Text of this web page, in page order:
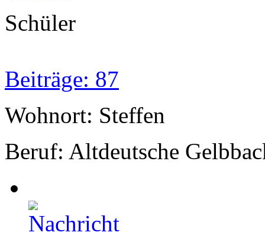
Schüler
Beiträge: 87
Wohnort: Steffen
Beruf: Altdeutsche